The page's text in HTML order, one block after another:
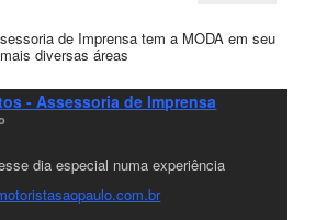
de Imprensa tem a MODA em seu
diversas áreas
- Assessoria de Imprensa
dia especial numa experiência